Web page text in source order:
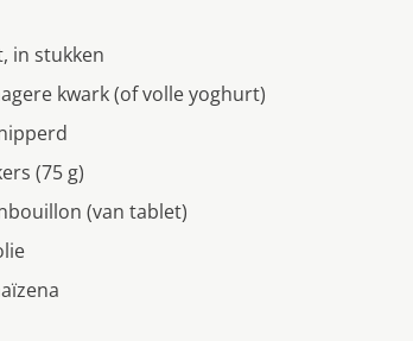
in stukken
kwark (of volle yoghurt)
(75 g)
(van tablet)